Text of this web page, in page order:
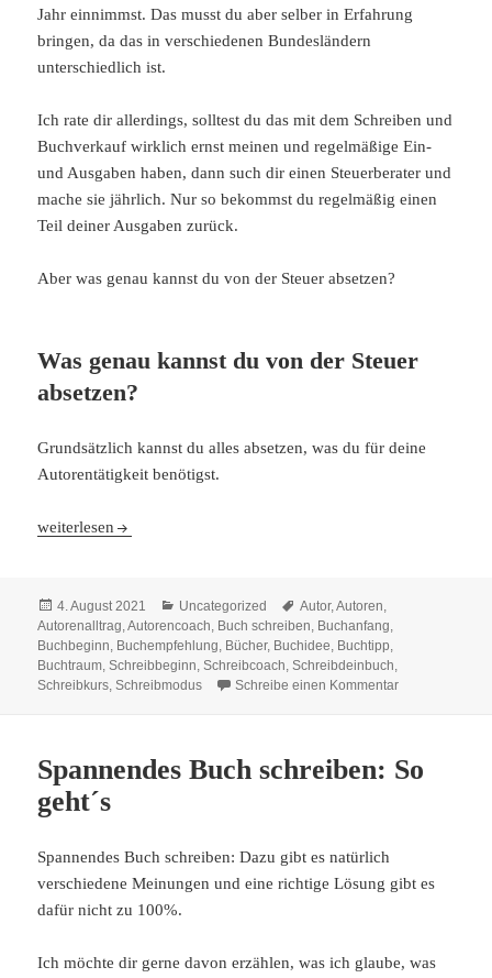
Jahr einnimmst. Das musst du aber selber in Erfahrung
bringen, da das in verschiedenen Bundesländern
unterschiedlich ist.
Ich rate dir allerdings, solltest du das mit dem Schreiben und
Buchverkauf wirklich ernst meinen und regelmäßige Ein-
und Ausgaben haben, dann such dir einen Steuerberater und
mache sie jährlich. Nur so bekommst du regelmäßig einen
Teil deiner Ausgaben zurück.
Aber was genau kannst du von der Steuer absetzen?
Was genau kannst du von der Steuer
absetzen?
Grundsätzlich kannst du alles absetzen, was du für deine
Autorentätigkeit benötigst.
Steuer absetzen: Was du als Autor beachten solltest
weiterlesen
Veröffentlicht
am
4. August 2021 Kategorien
Uncategorized Schlagwörter
Autor,Autoren,
Autorenalltrag,Autorencoach, Buch schreiben, Buchanfang,
Buchbeginn, Buchempfehlung, Bücher, Buchidee, Buchtipp,
Buchtraum,Schreibbeginn,Schreibcoach,Schreibdeinbuch,
Schreibkurs,Schreibmodus Schreibe einen Kommentarzu Steuer
Spannendes Buch schreiben: So
geht´s
Spannendes Buch schreiben: Dazu gibt es natürlich
verschiedene Meinungen und eine richtige Lösung gibt es
dafür nicht zu 100%.
Ich möchte dir gerne davon erzählen, was ich glaube, was